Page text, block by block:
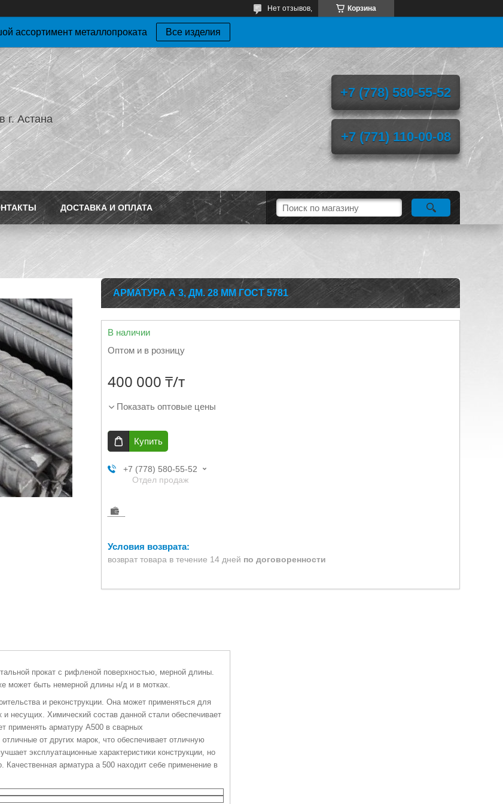
Корзина
Нет отзывов,
ассортимент металлопроката Все изделия
г. Астана
+7 (778) 580-55-52
+7 (771) 110-00-08
ДОСТАВКА И ОПЛАТА
АРМАТУРА А 3, ДМ. 28 ММ ГОСТ 5781
В наличии
Оптом и в розницу
400 000 ₸/т
Показать оптовые цены
Купить
+7 (778) 580-55-52
Отдел продаж
возврат товара в течение 14 дней по договоренности
прокат с рифленой поверхностью, мерной длины.
может быть немерной длины н/д и в мотках.
и реконструкции. Она может применяться для
несущих. Химический состав данной стали обеспечивает
применять арматуру А500 в сварных
от других марок, что обеспечивает отличную
эксплуатационные характеристики конструкции, но
арматура а 500 находит себе применение в